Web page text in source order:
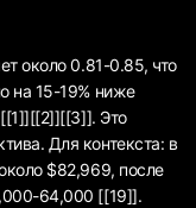
около 0.81-0.85, что
на 15-19% ниже
Это
Для контекста: в
$82,969, после
64,000 [[19]].